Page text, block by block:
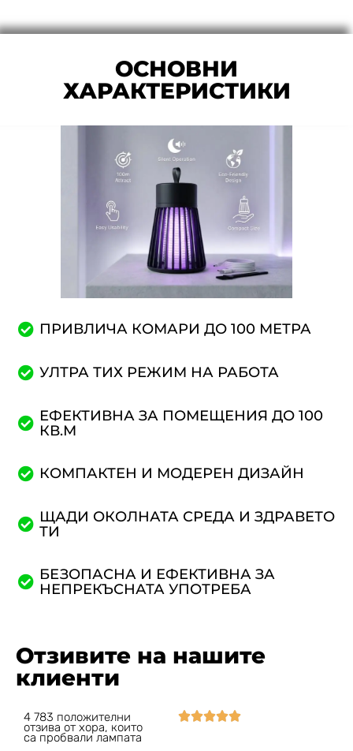
ОСНОВНИ
ХАРАКТЕРИСТИКИ
ПРИВЛИЧА КОМАРИ ДО 100 МЕТРА
УЛТРА ТИХ РЕЖИМ НА РАБОТА
ЕФЕКТИВНА ЗА ПОМЕЩЕНИЯ ДО 100
КВ.М
КОМПАКТЕН И МОДЕРЕН ДИЗАЙН
ЩАДИ ОКОЛНАТА СРЕДА И ЗДРАВЕТО
ТИ
БЕЗОПАСНА И ЕФЕКТИВНА ЗА
НЕПРЕКЪСНАТА УПОТРЕБА
Отзивите на нашите
клиенти
4 783 положителни
отзива от хора, които
са пробвали лампата
